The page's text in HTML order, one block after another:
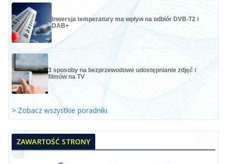
Inwersja temperatury ma wpływ na odbiór DVB-T2 i
DAB+
3 sposoby na bezprzewodowe udostępnianie zdjęć i
filmów na TV
> Zobacz wszystkie poradniki
ZAWARTOŚĆ STRONY